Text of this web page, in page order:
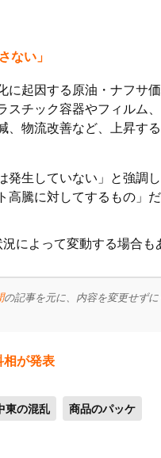
ない」
起因する原油・ナフサ
チック容器やフィルム
、物流改善など、上昇す
発生していない」と強調
騰に対してするもの」だ
によって変動する場合も
の記事を元に、内容を変更せず
が発表
東の混乱 商品のパッケ